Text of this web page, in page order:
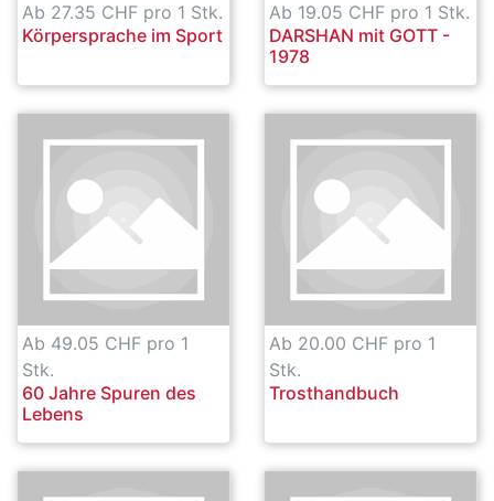
Ab 27.35 CHF pro 1 Stk.
Körpersprache im Sport
Ab 19.05 CHF pro 1 Stk.
DARSHAN mit GOTT -
1978
Ab 49.05 CHF pro 1
Stk.
60 Jahre Spuren des
Lebens
Ab 20.00 CHF pro 1
Stk.
Trosthandbuch